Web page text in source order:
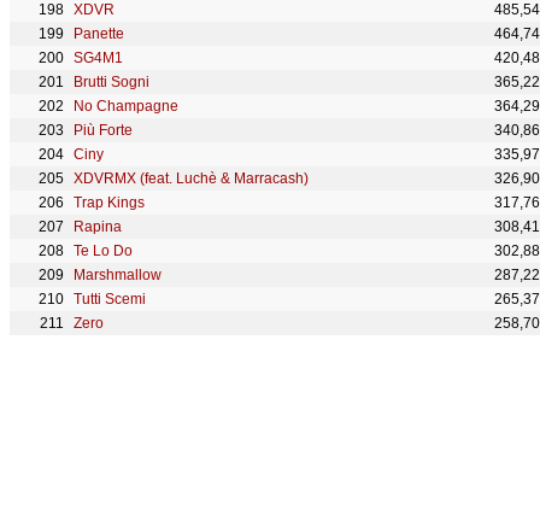
XDVR
Panette
SG4M1
Brutti Sogni
No Champagne
Più Forte
Ciny
XDVRMX (feat. Luchè & Marracash)
Trap Kings
Rapina
Te Lo Do
Marshmallow
Tutti Scemi
Zero